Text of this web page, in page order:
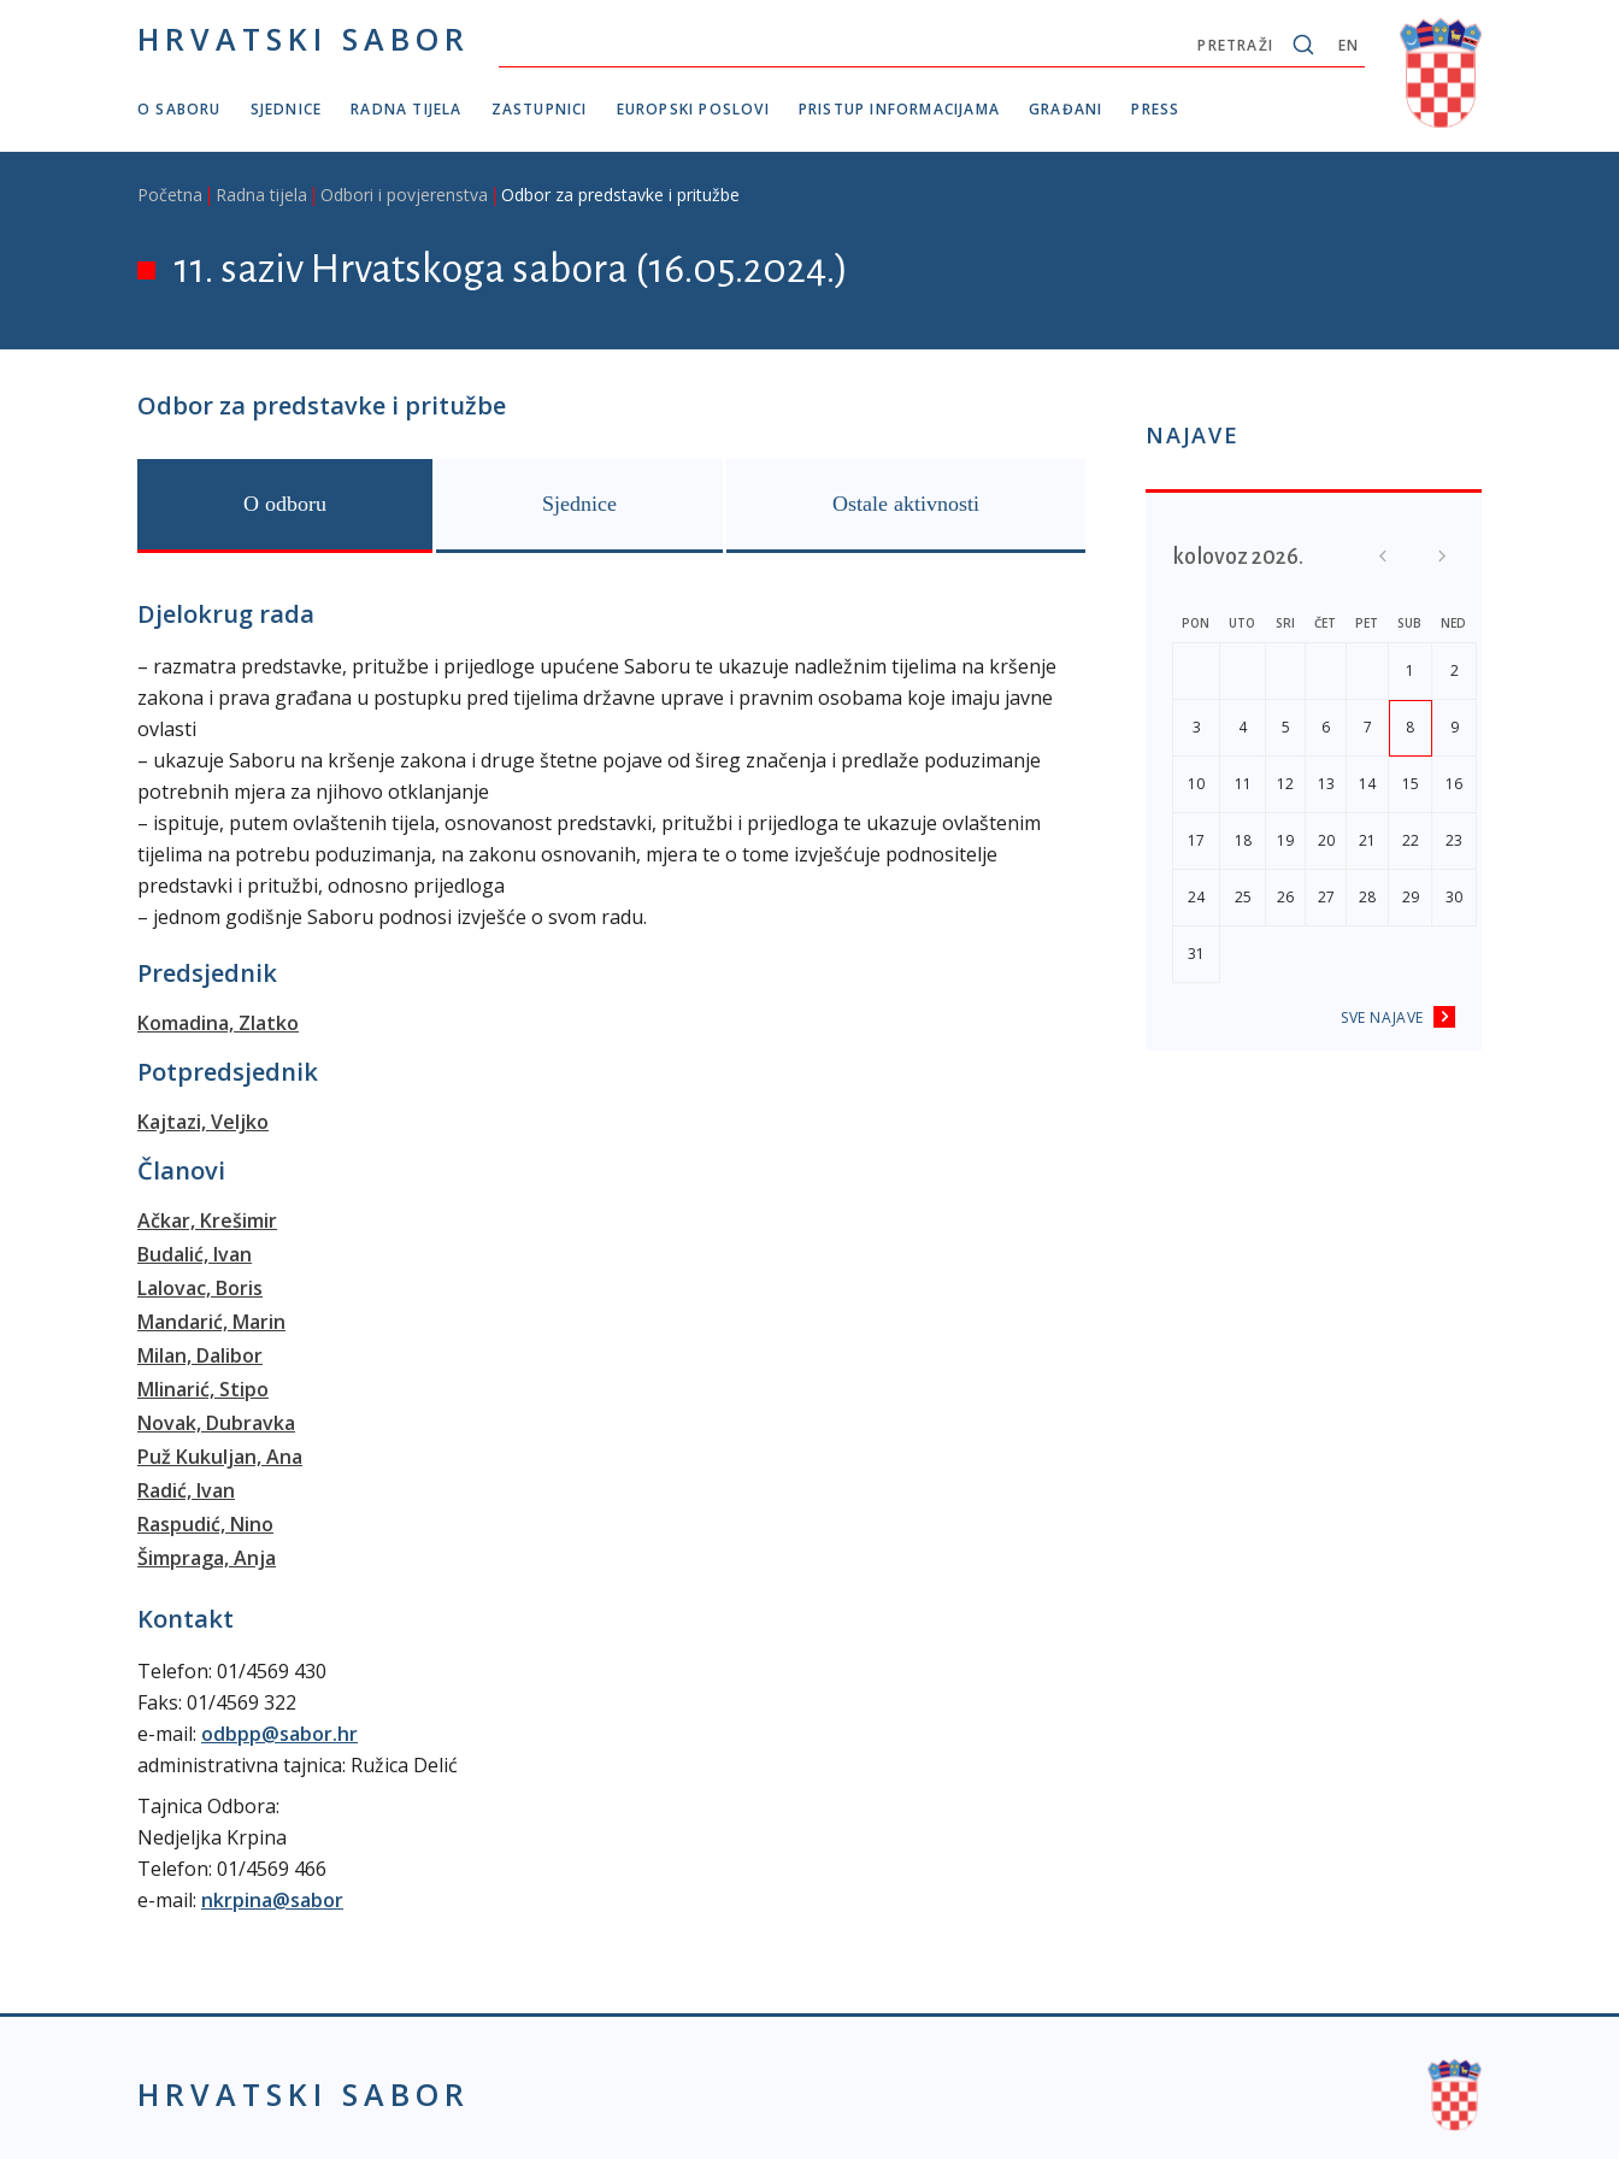
HRVATSKI SABOR EN
PRETRAŽI
O SABORU SJEDNICE RADNA TIJELA ZASTUPNICI EUROPSKI POSLOVI PRISTUP INFORMACIJAMA GRAĐANI PRESS
Breadcrumb
Početna Radna tijela Odbori i povjerenstva Odbor za predstavke i pritužbe
11. saziv Hrvatskoga sabora (16.05.2024.)
Odbor za predstavke i pritužbe
O odboru Sjednice Ostale aktivnosti
Djelokrug rada
– razmatra predstavke, pritužbe i prijedloge upućene Saboru te ukazuje nadležnim tijelima na kršenje
zakona i prava građana u postupku pred tijelima državne uprave i pravnim osobama koje imaju javne
ovlasti
– ukazuje Saboru na kršenje zakona i druge štetne pojave od šireg značenja i predlaže poduzimanje
potrebnih mjera za njihovo otklanjanje
– ispituje, putem ovlaštenih tijela, osnovanost predstavki, pritužbi i prijedloga te ukazuje ovlaštenim
tijelima na potrebu poduzimanja, na zakonu osnovanih, mjera te o tome izvješćuje podnositelje
predstavki i pritužbi, odnosno prijedloga
– jednom godišnje Saboru podnosi izvješće o svom radu.
Predsjednik
Komadina, Zlatko
Potpredsjednik
Kajtazi, Veljko
Članovi
Ačkar, Krešimir
Budalić, Ivan
Lalovac, Boris
Mandarić, Marin
Milan, Dalibor
Mlinarić, Stipo
Novak, Dubravka
Puž Kukuljan, Ana
Radić, Ivan
Raspudić, Nino
Šimpraga, Anja
Kontakt
Telefon: 01/4569 430
Faks: 01/4569 322
e-mail: odbpp@sabor.hr
administrativna tajnica: Ružica Delić
Tajnica Odbora:
Nedjeljka Krpina
Telefon: 01/4569 466
e-mail: nkrpina@sabor
NAJAVE
kolovoz 2026.
PON UTO SRI ČET PET SUB NED
1 2
3 4 5 6 7 8 9
10 11 12 13 14 15 16
17 18 19 20 21 22 23
24 25 26 27 28 29 30
31
SVE NAJAVE
HRVATSKI SABOR